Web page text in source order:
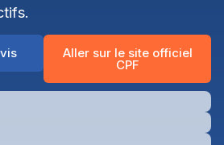
Aller sur le site officiel
CPF